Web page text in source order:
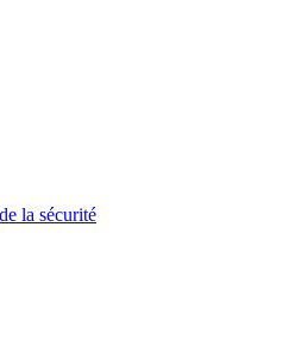
la sécurité